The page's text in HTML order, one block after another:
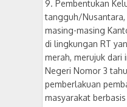
9. Pembentukan
tangguh/
masing-masing
di lingkungan RT
merah, merujuk dari
Negeri Nomor 3
pemberlakuan
masyarakat